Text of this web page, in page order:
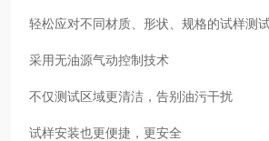
轻松应对不同材质、形状、规格的试样测
采用无油源气动控制技术
不仅测试区域更清洁，告别油污干扰
试样安装也更便捷，更安全